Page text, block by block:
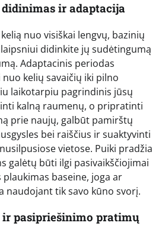
ir adaptacija
nuo visiškai lengvų, bazinių
didinkite jų sudėtingumą
Adaptacinis periodas
kelių savaičių iki pilno
laikotarpiu pagrindinis jūsų
kalną raumenų, o pripratinti
prie naujų, galbūt pamirštų
bei raiščius ir suaktyvinti
vietose. Puiki pradžia
galėtų būti ilgi pasivaikščiojimai
baseine, joga ar
naudojant tik savo kūno svorį.
pasipriešinimo pratimų